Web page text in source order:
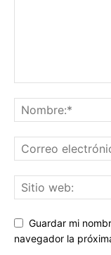
Guardar mi
navegador la